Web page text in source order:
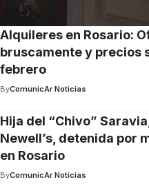
Alquileres en Rosario:
bruscamente y precios
febrero
ByComunicAr Noticias
Hija del “Chivo”
Newell’s, detenida por
en Rosario
ByComunicAr Noticias